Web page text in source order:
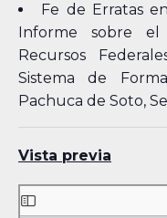
Fe de Erratas
Informe sobre
Recursos
Sistema de
Pachuca de Soto,
Vista previa
Skip
to